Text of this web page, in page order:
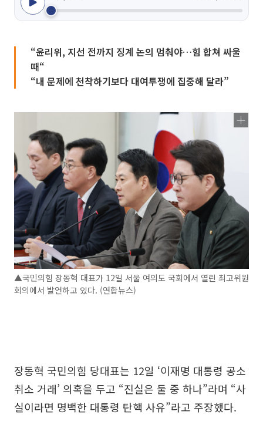
“윤리위, 지선 전까지 징계 논의 멈춰야…힘 합쳐 싸울
때“
“내 문제에 천착하기보다 대여투쟁에 집중해 달라”
▲국민의힘 장동혁 대표가 12일 서울 여의도 국회에서 열린 최고위원
회의에서 발언하고 있다. (연합뉴스)
장동혁 국민의힘 당대표는 12일 ‘이재명 대통령 공소
취소 거래’ 의혹을 두고 “진실은 둘 중 하나”라며 “사
실이라면 명백한 대통령 탄핵 사유”라고 주장했다.